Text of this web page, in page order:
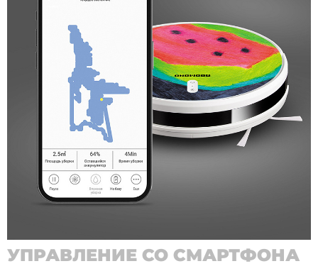
УПРАВЛЕНИЕ СО СМАРТФОНА